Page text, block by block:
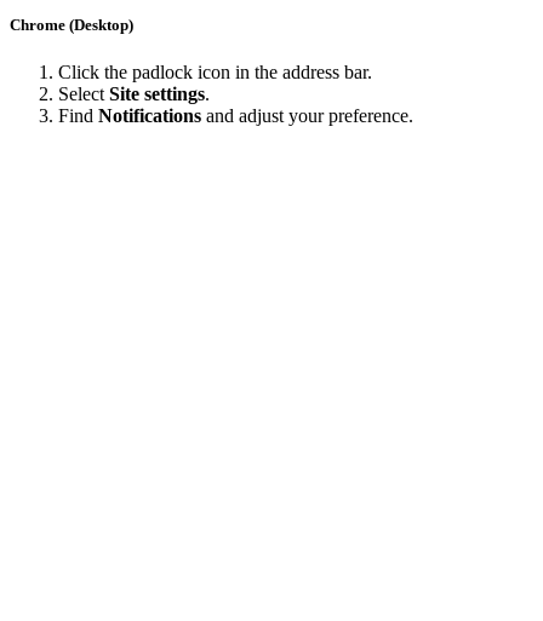
Chrome (Desktop)
Click the padlock icon in the address bar.
Select Site settings.
Find Notifications and adjust your preference.